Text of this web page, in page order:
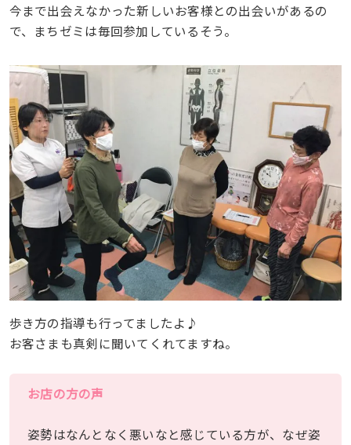
今まで出会えなかった新しいお客様との出会いがあるの
で、まちゼミは毎回参加しているそう。
歩き方の指導も行ってましたよ♪
お客さまも真剣に聞いてくれてますね。
お店の方の声
姿勢はなんとなく悪いなと感じている方が、なぜ姿